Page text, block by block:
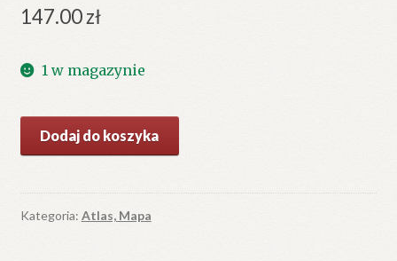
147.00zł
1 w magazynie
ŻABIE.
56.
Słup
Dodaj do koszyka
Kategoria: Atlas, Mapa